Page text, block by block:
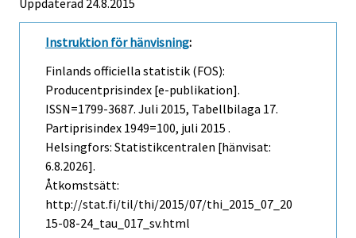
Instruktion för hänvisning:
Finlands officiella statistik (FOS):
Producentprisindex [e-publikation].
ISSN=1799-3687. Juli 2015, Tabellbilaga 17.
Partiprisindex 1949=100, juli 2015 .
Helsingfors: Statistikcentralen [hänvisat:
6.8.2026].
Åtkomstsätt:
http://stat.fi/til/thi/2015/07/thi_2015_07_20
15-08-24_tau_017_sv.html